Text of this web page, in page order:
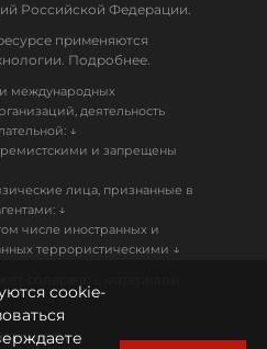
Российской Федерации.
применяются
Подробнее.
международных
деятельность
↓
и запрещены
лица, признанные в
↓
числе иностранных и
террористическими ↓
cookie-